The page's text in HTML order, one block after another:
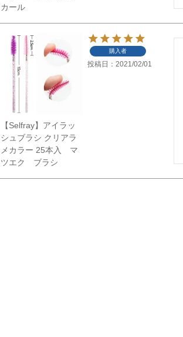
カール
【Selfray】アイラッ
シュブラシ クリアラ
メカラー 25本入 マ
ツエク ブラシ
購入者
投稿日 2021/02/01